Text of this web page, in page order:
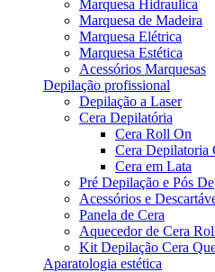
Marquesa Hidraulica
Marquesa de Madeira
Marquesa Elétrica
Marquesa Estética
Acessórios Marquesas
Depilação profissional
Depilação a Laser
Cera Depilatória
Cera Roll On
Cera Depilatoria
Cera em Lata
Pré Depilação e Pós
Acessórios e
Panela de Cera
Aquecedor de Cera
Kit Depilação Cera
Aparatologia estética